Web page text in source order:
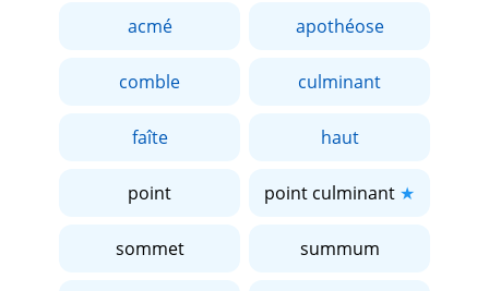
acmé apothéose
comble culminant
faîte haut
point point culminant
sommet summum